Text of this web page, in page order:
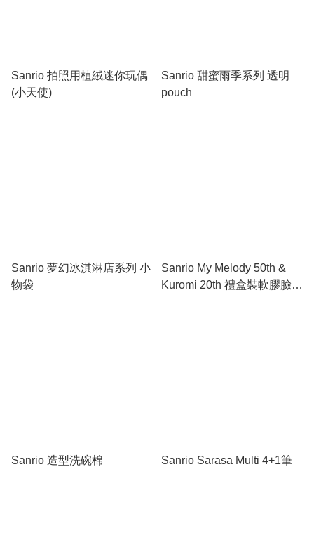
Sanrio 拍照用植絨迷你玩偶
(小天使)
Sanrio 甜蜜雨季系列 透明
pouch
Sanrio 夢幻冰淇淋店系列 小
物袋
Sanrio My Melody 50th &
Kuromi 20th 禮盒裝軟膠臉公
Sanrio 造型洗碗棉 Sanrio Sarasa Multi 4+1筆